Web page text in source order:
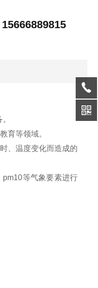
15666889815
育等领域。
、温度变化而造成的
等气象要素进行